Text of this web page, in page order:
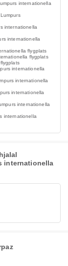
internationella
internationella
internationella
flygplats
flygplats
internationella
internationella
internationella
internationella
internationella
internationella